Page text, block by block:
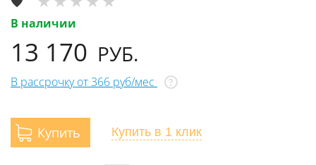
В наличии
13 170 РУБ.
В рассрочку от 366 руб/мес ?
Купить Купить в 1 клик